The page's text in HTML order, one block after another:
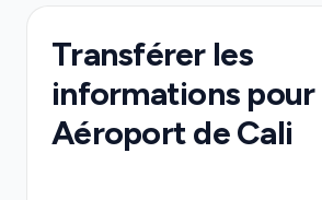
Transférer les
informations pour
Aéroport de Cali